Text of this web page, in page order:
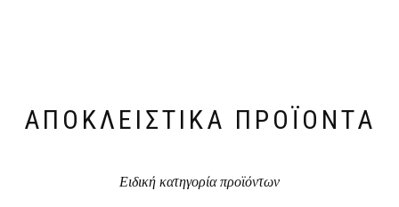
ΑΠΟΚΛΕΙΣΤΙΚΆ ΠΡΟΪΌΝΤΑ
Ειδική κατηγορία προϊόντων